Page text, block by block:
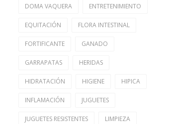
DOMA VAQUERA ENTRETENIMIENTO
EQUITACIÓN FLORA INTESTINAL
FORTIFICANTE GANADO
GARRAPATAS HERIDAS
HIDRATACIÓN HIGIENE HIPICA
INFLAMACIÓN JUGUETES
JUGUETES RESISTENTES LIMPIEZA